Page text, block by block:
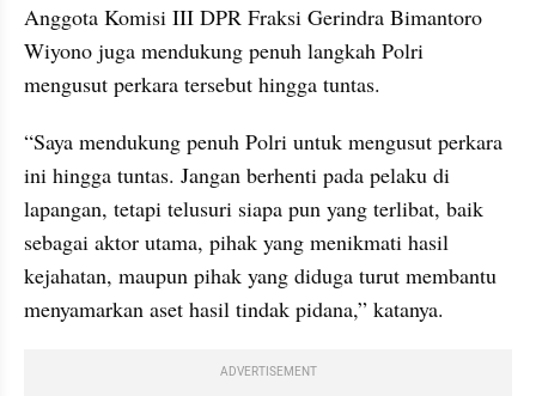
Anggota Komisi III DPR Fraksi Gerindra Bimantoro
Wiyono juga mendukung penuh langkah Polri
mengusut perkara tersebut hingga tuntas.
“Saya mendukung penuh Polri untuk mengusut perkara
ini hingga tuntas. Jangan berhenti pada pelaku di
lapangan, tetapi telusuri siapa pun yang terlibat, baik
sebagai aktor utama, pihak yang menikmati hasil
kejahatan, maupun pihak yang diduga turut membantu
menyamarkan aset hasil tindak pidana,” katanya.
ADVERTISEMENT